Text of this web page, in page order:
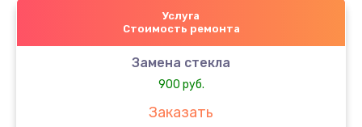
Услуга
Стоимость ремонта
Замена стекла
900 руб.
Заказать